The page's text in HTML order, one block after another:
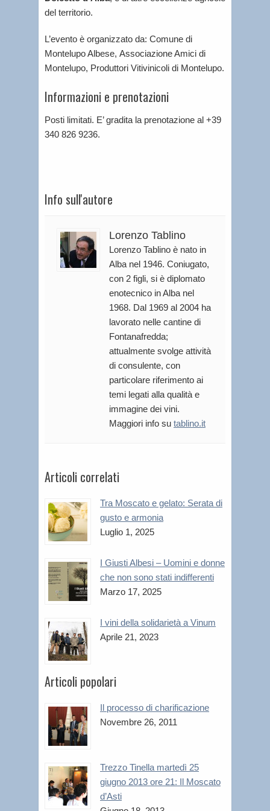
del territorio.
L’evento è organizzato da: Comune di
Montelupo Albese, Associazione Amici di
Montelupo, Produttori Vitivinicoli di Montelupo.
Informazioni e prenotazioni
Posti limitati. E’ gradita la prenotazione al +39
340 826 9236.
Info sull'autore
Lorenzo Tablino
Lorenzo Tablino è nato in
Alba nel 1946. Coniugato,
con 2 figli, si è diplomato
enotecnico in Alba nel
1968. Dal 1969 al 2004 ha
lavorato nelle cantine di
Fontanafredda;
attualmente svolge attività
di consulente, con
particolare riferimento ai
temi legati alla qualità e
immagine dei vini.
Maggiori info su tablino.it
Articoli correlati
Tra Moscato e gelato: Serata di
gusto e armonia
Luglio 1, 2025
I Giusti Albesi – Uomini e donne
che non sono stati indifferenti
Marzo 17, 2025
I vini della solidarietà a Vinum
Aprile 21, 2023
Articoli popolari
Il processo di charificazione
Novembre 26, 2011
Trezzo Tinella martedì 25
giugno 2013 ore 21: Il Moscato
d’Asti